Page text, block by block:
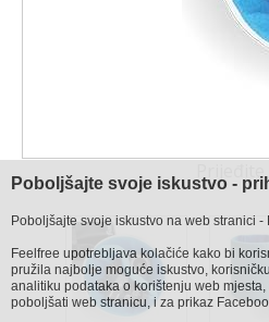
Poboljšajte svoje iskustvo -
Poboljšajte svoje iskustvo na web stranici -
Feelfree upotrebljava kolačiće kako bi
pružila najbolje moguće iskustvo,
analitiku podataka o korištenju web mjesta,
poboljšati web stranicu, i za prikaz